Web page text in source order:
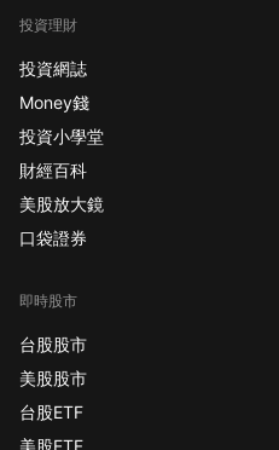
投資理財
投資網誌
Money錢
投資小學堂
財經百科
美股放大鏡
口袋證券
即時股市
台股股市
美股股市
台股ETF